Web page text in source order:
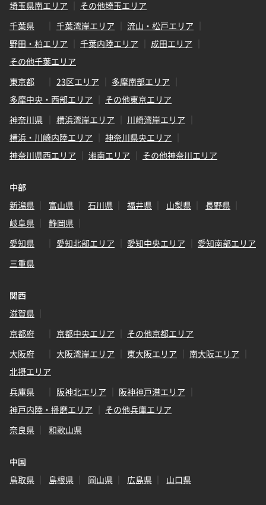
埼玉県南エリア
その他埼玉エリア
千葉県
千葉湾岸エリア
流山・松戸エリア
野田・柏エリア
千葉内陸エリア
成田エリア
その他千葉エリア
東京都
23区エリア
多摩南部エリア
多摩中央・西部エリア
その他東京エリア
神奈川県
横浜湾岸エリア
川崎湾岸エリア
横浜・川崎内陸エリア
神奈川県央エリア
神奈川県西エリア
湘南エリア その他神奈川エリア
中部
新潟県
富山県 石川県 福井県 山梨県
長野県
岐阜県
静岡県
愛知県
愛知北部エリア 愛知中央エリア
愛知南部エリア
三重県
関西
滋賀県
京都府
京都中央エリア
その他京都エリア
大阪府
大阪湾岸エリア 東大阪エリア
南大阪エリア
北摂エリア
兵庫県
阪神北エリア
阪神神戸港エリア
神戸内陸・播磨エリア
その他兵庫エリア
奈良県
和歌山県
中国
鳥取県
島根県 岡山県 広島県 山口県